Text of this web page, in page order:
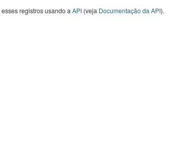
registros usando a API(veja Documentação da API).